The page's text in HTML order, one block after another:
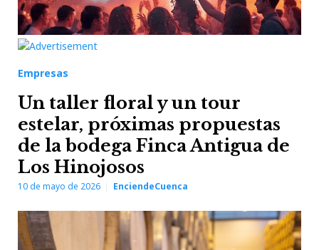
Empresas
Un taller floral y un tour
estelar, próximas propuestas
de la bodega Finca Antigua de
Los Hinojosos
10 de mayo de 2026 EnciendeCuenca